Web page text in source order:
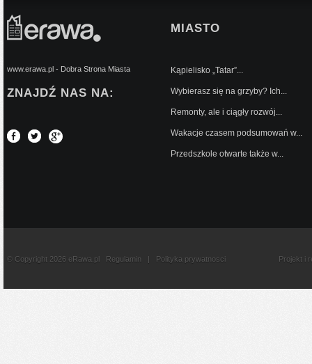
www.erawa.pl - Dobra Strona Miasta
ZNAJDŹ NAS NA:
MIASTO
Kąpielisko „Tatar”...
Wybierasz się na grzyby? Ich...
Remonty, ale i ciągły rozwój...
Wakacje czasem podsumowań w...
Przedszkole otwarte także w...
© Copyright 2026 eRawa.pl Regulamin | Polityka prywatnosci Projekt i